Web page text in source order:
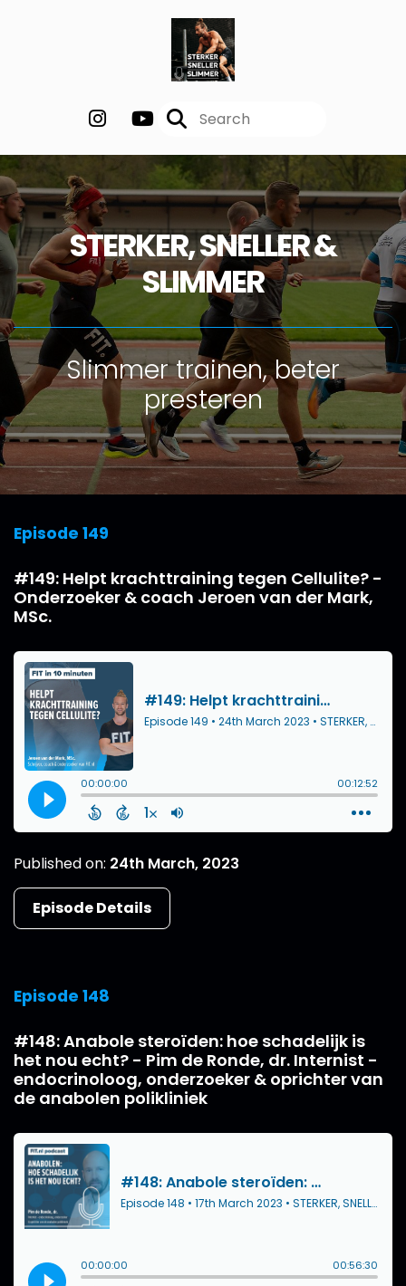
STERKER, SNELLER &
SLIMMER
Slimmer trainen, beter
presteren
Episode 149
#149: Helpt krachttraining tegen Cellulite? -
Onderzoeker & coach Jeroen van der Mark,
MSc.
Published on: 24th March, 2023
Episode Details
Episode 148
#148: Anabole steroïden: hoe schadelijk is
het nou echt? - Pim de Ronde, dr. Internist -
endocrinoloog, onderzoeker & oprichter van
de anabolen polikliniek